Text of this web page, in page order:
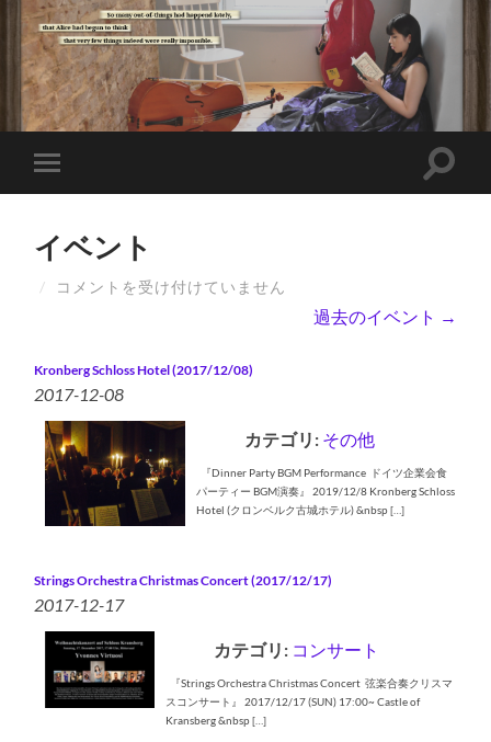
イベント
/ コメントを受け付けていません
過去のイベント →
Kronberg Schloss Hotel (2017/12/08)
2017-12-08
カテゴリ: その他
『Dinner Party BGM Performance ドイツ企業会食
パーティー BGM演奏』 2019/12/8 Kronberg Schloss
Hotel (クロンベルク古城ホテル) &nbsp […]
Strings Orchestra Christmas Concert (2017/12/17)
2017-12-17
カテゴリ: コンサート
『Strings Orchestra Christmas Concert 弦楽合奏クリスマ
スコンサート』 2017/12/17 (SUN) 17:00~ Castle of
Kransberg &nbsp […]